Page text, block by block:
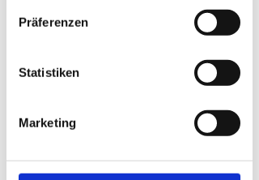
haben oder die sie im Rahmen Ihrer
Nutzung der Dienste gesammelt
Präferenzen
Statistiken
Marketing